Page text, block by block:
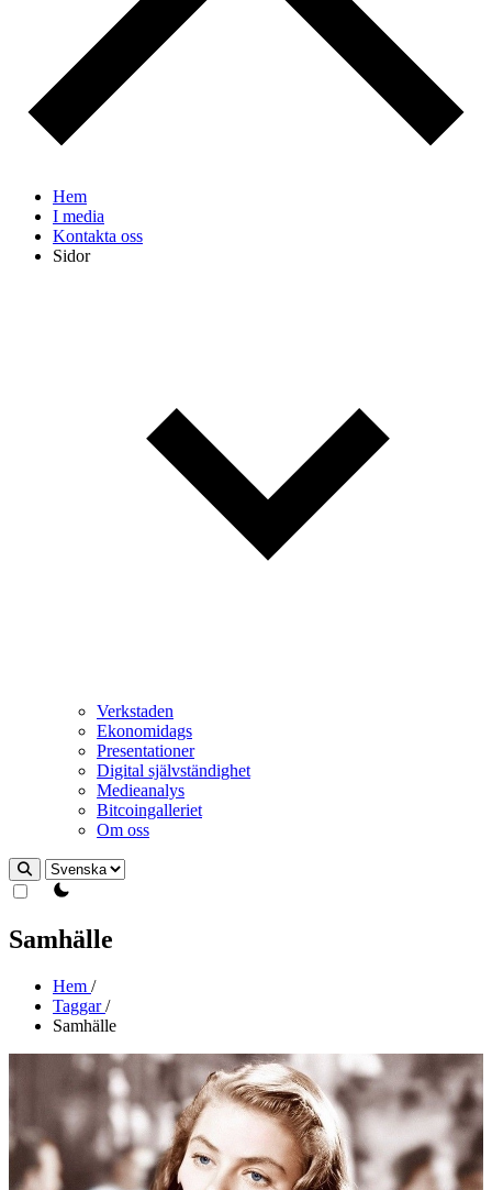
Hem
I media
Kontakta oss
Sidor
Verkstaden
Ekonomidags
Presentationer
Digital självständighet
Medieanalys
Bitcoingalleriet
Om oss
theme switcher
Samhälle
Hem /
Taggar/
Samhälle